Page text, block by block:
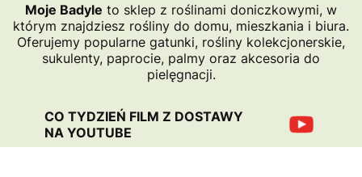
Moje Badyle to sklep z roślinami doniczkowymi, w
którym znajdziesz rośliny do domu, mieszkania i biura.
Oferujemy popularne gatunki, rośliny kolekcjonerskie,
sukulenty, paprocie, palmy oraz akcesoria do
pielęgnacji.
CO TYDZIEŃ FILM Z DOSTAWY
NA YOUTUBE